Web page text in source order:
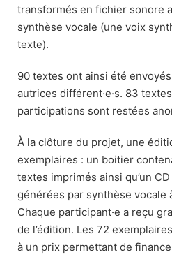
transformés en fichier sonore
synthèse vocale (une voix
texte).
90 textes ont ainsi été
autrices différent·e·s. 83
participations sont restées
À la clôture du projet, une
exemplaires : un boitier
textes imprimés ainsi qu’un
générées par synthèse vocale
Chaque participant·e a reçu
de l’édition. Les 72
à un prix permettant de